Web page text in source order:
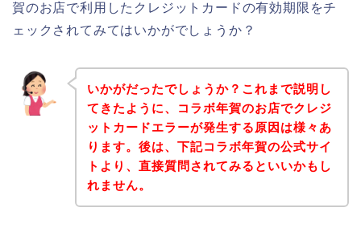
賀のお店で利用したクレジットカードの有効期限をチ
ェックされてみてはいかがでしょうか？
いかがだったでしょうか？これまで説明し
てきたように、コラボ年賀のお店でクレジ
ットカードエラーが発生する原因は様々あ
ります。後は、下記コラボ年賀の公式サイ
トより、直接質問されてみるといいかもし
れません。